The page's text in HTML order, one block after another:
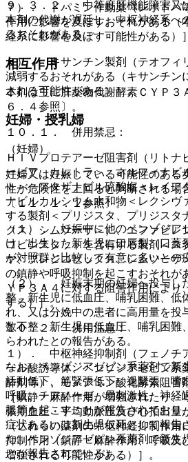
７）． ドパミン作動薬（レボドパ
作用に影響を及ぼすおそれがある（
経系に影響を及ぼす可能性がある）
８）． キサンチン製剤（テオフィ
減弱するおそれがある（キサンチン
される可能性がある）］。
妊婦・授乳婦
（妊婦）
妊婦又は妊娠している可能性のある
性が危険性を上回ると判断される場
〔１１．１．１参照〕。
（１）． 妊娠中に他のベンゾジア
け、出生した新生児に口唇裂（口蓋
が対照群と比較して有意に多いとの
（２）． 妊娠末期の妊婦へ投与し
整、新生児に低血圧、哺乳困難、低
れ、又は分娩中の患者に高用量を投
数不整、新生児に低血圧、哺乳困難
らわれたとの報告がある。
なお、ベンゾジアゼピン系薬剤で新
活動低下、筋緊張低下、過緊張、嗜
呼吸、チアノーゼ、易刺激性、神経
脈等を起こすことが報告されており
症状あるいは新生児仮死として報告
た、ベンゾジアゼピン系薬剤で新生
とが報告されている）。
９．３．２． 中等度肝機能障害又
本剤の代謝が遅延し、中枢神経系へ
るおそれがある。
相互作用
本剤は主に肝薬物代謝酵素ＣＹＰ３
６．４参照〕。
１０．１． 併用禁忌：
ＨＩＶプロテアーゼ阻害剤（リトナ
ービア、カレトラ＞、ネルフィナビ
ト＞、アタザナビル硫酸塩＜レイア
ナビルカルシウム水和物＜レクシヴ
する製剤＜プリジスタ、プリジスタ
クス、シムツーザ＞）、エファビレ
コビシスタットを含有する製剤＜ス
ヤ、プレジコビックス、シムツーザ
の鎮静や呼吸抑制を起こすおそれが
ＹＰ３Ａ４に対する阻害作用により
する）］。
１０．２． 併用注意：
１）． 中枢神経抑制剤（フェノチ
ール酸誘導体、ベンゾジアゼピン系
酔剤等）、モノアミン酸化酵素阻害
［鎮静・麻酔作用が増強されたり、
張期血圧・平均動脈圧及び心拍出量
（これらの薬剤の中枢神経抑制作用
抑制作用（鎮静・麻酔作用、呼吸及
増強される可能性がある）］。